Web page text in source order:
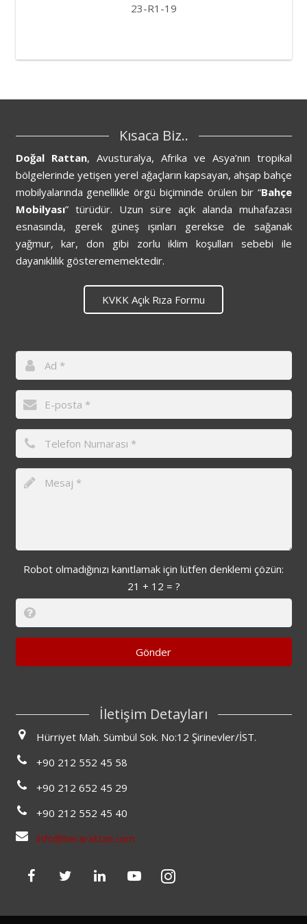
23-R1-19
Kısaca Biz..
Doğal Rattan, Avusturalya, Afrika ve Asya’nın tropikal
bölgelerinde yetişen yerel ağaçların kapsayan, ahşap bahçe
mobilyalarında genellikle örgü biçiminde örülen bir “Bahçe
Mobilyası” türüdür. Uzun süre açık alanda muhafazası
esnasında, gerek güneş ışınları gerekse de sağanak
yağmur, kar, don gibi zorlu iklim koşulları sebebi ile
dayanıklılık gösterememektedir.
KVKK Açık Rıza Formu
Robot olmadığınızı kanıtlamak için lütfen denklemi çözün:
21 + 12 = ?
Gönder
İletişim Detayları
Hürriyet Mah. Sümbül Sok. No:12 Şirinevler/İST.
+90 212 552 45 58
+90 212 652 45 29
+90 212 552 45 40
info@herarattan.com